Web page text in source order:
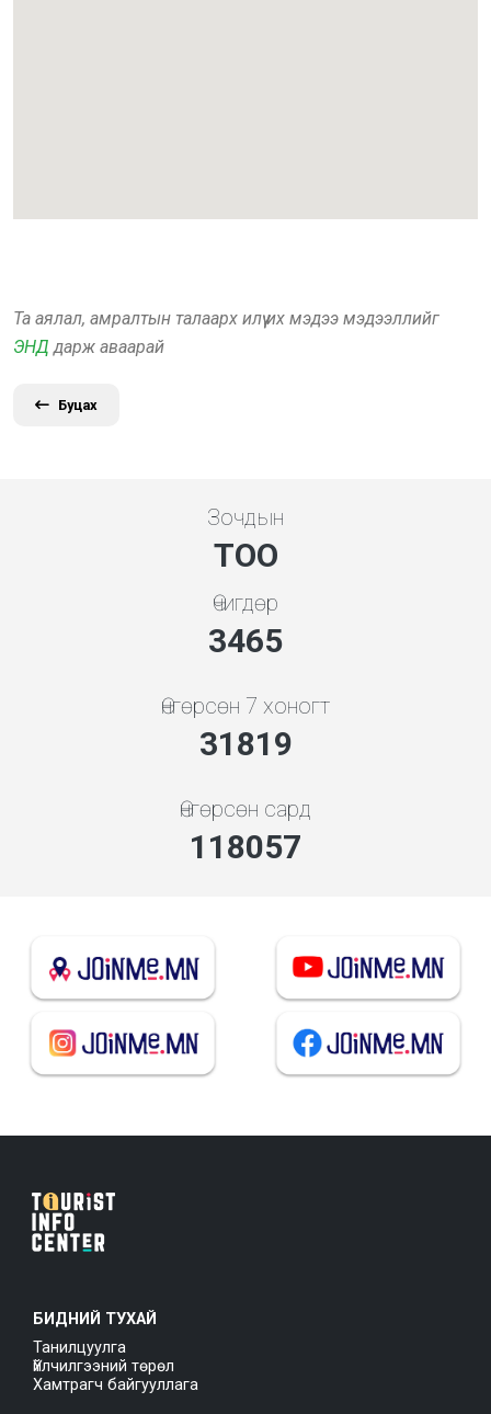
Та аялал, амралтын талаарх илүү их мэдээ мэдээллийг
ЭНД дарж аваарай
Буцах
Зочдын
ТОО
Өчигдөр
3865
Өнгөрсөн 7 хоногт
35490
Өнгөрсөн сард
131679
БИДНИЙ ТУХАЙ
Танилцуулга
Үйлчилгээний төрөл
Хамтрагч байгууллага